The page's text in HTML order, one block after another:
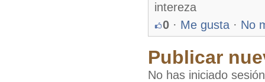
intereza
0 · Me gusta · No
Publicar
No has iniciado